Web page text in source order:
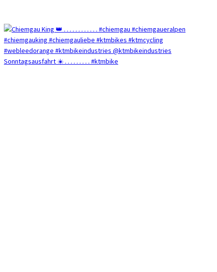
Sonntagsausfahrt ☀️ . . . . . . . . . #ktmbike